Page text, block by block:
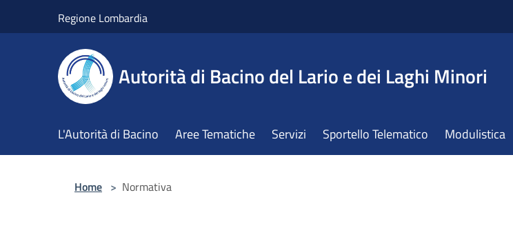
Regione Lombardia
Autorità di Bacino del Lario e dei Laghi Minori
L'Autorità di Bacino Aree Tematiche Servizi Sportello Telematico Modulistica
Home > Normativa